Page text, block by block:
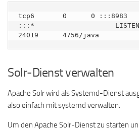
tcp6       0      0 :::8983
:::*
Solr-Dienst verwalten
Apache Solr wird als Systemd-Dienst
also einfach mit systemd verwalten.
Um den Apache Solr-Dienst zu starten